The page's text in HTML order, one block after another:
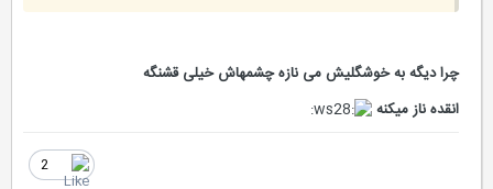
چرا دیگه به خوشگلیش می نازه چشمهاش خیلی قشنگه
انقده ناز میکنه